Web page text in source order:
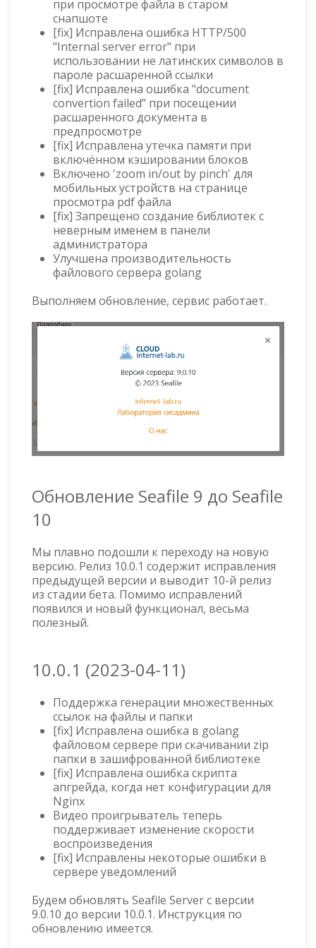
при просмотре файла в старом
снапшоте
[fix] Исправлена ошибка HTTP/500
"Internal server error" при
использовании не латинских символов в
пароле расшаренной ссылки
[fix] Исправлена ошибка "document
convertion failed” при посещении
расшаренного документа в
предпросмотре
[fix] Исправлена утечка памяти при
включённом кэшировании блоков
Включено 'zoom in/out by pinch' для
мобильных устройств на странице
просмотра pdf файла
[fix] Запрещено создание библиотек с
неверным именем в панели
администратора
Улучшена производительность
файлового сервера golang
Выполняем обновление, сервис работает.
Обновление Seafile 9 до Seafile
10
Мы плавно подошли к переходу на новую
версию. Релиз 10.0.1 содержит исправления
предыдущей версии и выводит 10-й релиз
из стадии бета. Помимо исправлений
появился и новый функционал, весьма
полезный.
10.0.1 (2023-04-11)
Поддержка генерации множественных
ссылок на файлы и папки
[fix] Исправлена ошибка в golang
файловом сервере при скачивании zip
папки в зашифрованной библиотеке
[fix] Исправлена ошибка скрипта
апгрейда, когда нет конфигурации для
Nginx
Видео проигрыватель теперь
поддерживает изменение скорости
воспроизведения
[fix] Исправлены некоторые ошибки в
сервере уведомлений
Будем обновлять Seafile Server с версии
9.0.10 до версии 10.0.1. Инструкция по
обновлению имеется.